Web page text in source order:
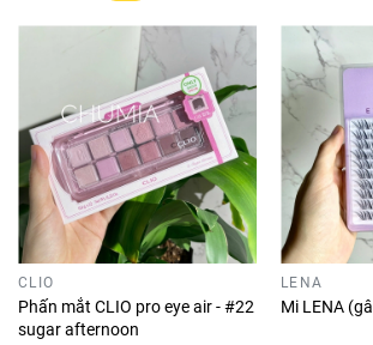
CLIO
Phấn mắt CLIO pro eye air - #22
sugar afternoon
LENA
Mi LENA